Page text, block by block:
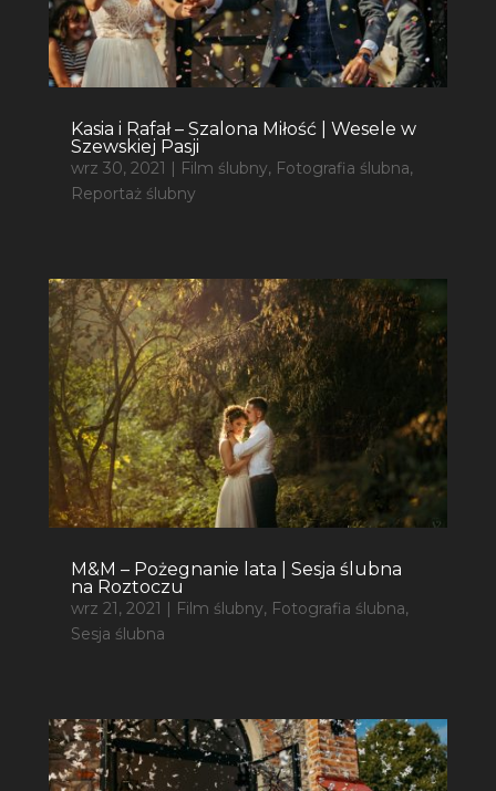
Kasia i Rafał – Szalona Miłość | Wesele w
Szewskiej Pasji
wrz 30, 2021 | Film ślubny, Fotografia ślubna,
Reportaż ślubny
M&M – Pożegnanie lata | Sesja ślubna
na Roztoczu
wrz 21, 2021 | Film ślubny, Fotografia ślubna,
Sesja ślubna